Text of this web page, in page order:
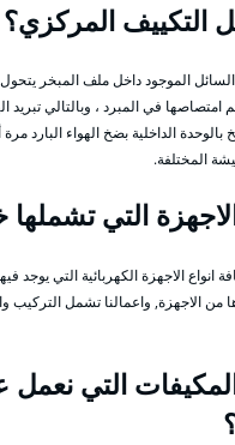
التكييف المركزي؟
السائل الموجود داخل ملف المبخر
امتصاصها في المبرد ، وبالتالي تبريد
بالوحدة الداخلية بضخ الهواء البارد
المختلفة.
التي تشملها
انواع الاجهزة الكهربائية التي يوجد
من الاجهزة, واعمالنا تشمل
التي نعمل